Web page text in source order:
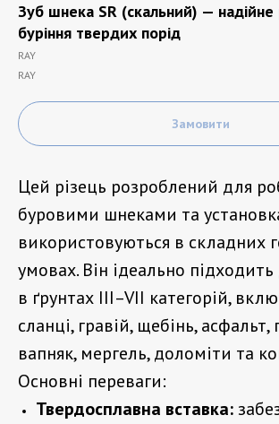
Зуб шнека SR (скальний) —
буріння твердих порід
RAY
RAY
Замовити
Цей різець розроблений для
буровими шнеками та
використовуються в складних
умовах. Він ідеально підходить
в ґрунтах III–VII категорій,
сланці, гравій, щебінь, асфальт,
вапняк, мергель, доломіти та
Основні переваги:
Твердосплавна вставка: